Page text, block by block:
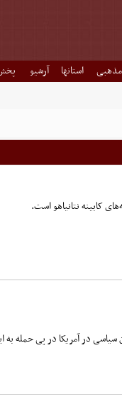
مذهبی استانها آرشیو
کابینه نتانیاهو است.
در آمریکا در پی حمله به